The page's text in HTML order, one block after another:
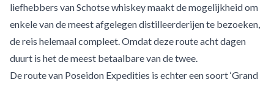
liefhebbers van Schotse whiskey maakt de mogelijkheid om
enkele van de meest afgelegen distilleerderijen te bezoeken,
de reis helemaal compleet. Omdat deze route acht dagen
duurt is het de meest betaalbare van de twee.
De route van Poseidon Expedities is echter een soort ‘Grand